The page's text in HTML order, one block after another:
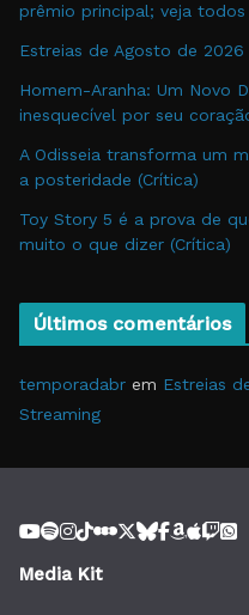
prêmio principal; veja todos
Estreias de Agosto de
Homem-Aranha: Um Novo
inesquecível por seu
A Odisseia transforma um
a posteridade (Crítica)
Toy Story 5 é a prova de
muito o que dizer (Crítica)
Últimos comentários
temporadabr em Estreias
Streaming
Media Kit